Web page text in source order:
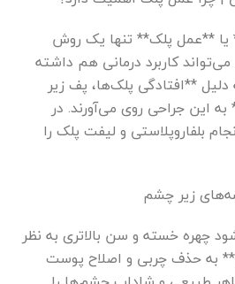
یا **عمل پلک** تنها یک روش
کاربرد درمانی هم داشته
دلیل **افتادگی پلک‌ها، پف زیر
این جراحی روی می‌آورند. در
بلفاروپلاستی و لیفت پلک را
چهره خسته و سن بالاتری به نظر
به حذف چربی و اصلاح پوست